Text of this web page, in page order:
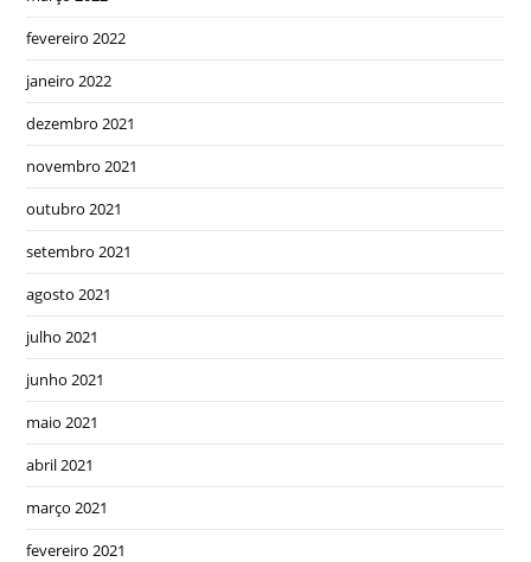
fevereiro 2022
janeiro 2022
dezembro 2021
novembro 2021
outubro 2021
setembro 2021
agosto 2021
julho 2021
junho 2021
maio 2021
abril 2021
março 2021
fevereiro 2021